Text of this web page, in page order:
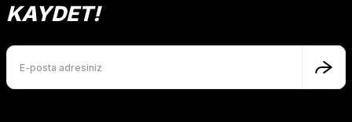
KAYDET!